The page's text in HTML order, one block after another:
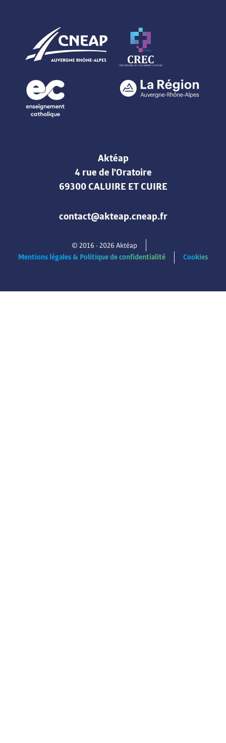
Aktéap
4 rue de l'Oratoire
69300 CALUIRE ET CUIRE
contact@akteap.cneap.fr
© 2016 - 2026 Aktéap
Mentions légales & Politique de confidentialité
Cookies